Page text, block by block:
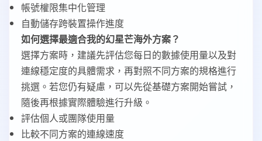
帳號權限集中化管理
自動儲存跨裝置操作進度
如何選擇最適合我的幻星芒海外方案？
選擇方案時，建議先評估您每日的數據使用量以及對
連線穩定度的具體需求，再對照不同方案的規格進行
挑選。若您仍有疑慮，可以先從基礎方案開始嘗試，
隨後再根據實際體驗進行升級。
評估個人或團隊使用量
比較不同方案的連線速度